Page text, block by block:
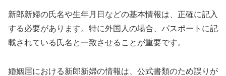
新郎新婦の氏名や生年月日などの基本情報は、正確に記入
する必要があります。特に外国人の場合、パスポートに記
載されている氏名と一致させることが重要です。
婚姻届における新郎新婦の情報は、公式書類のため誤りが